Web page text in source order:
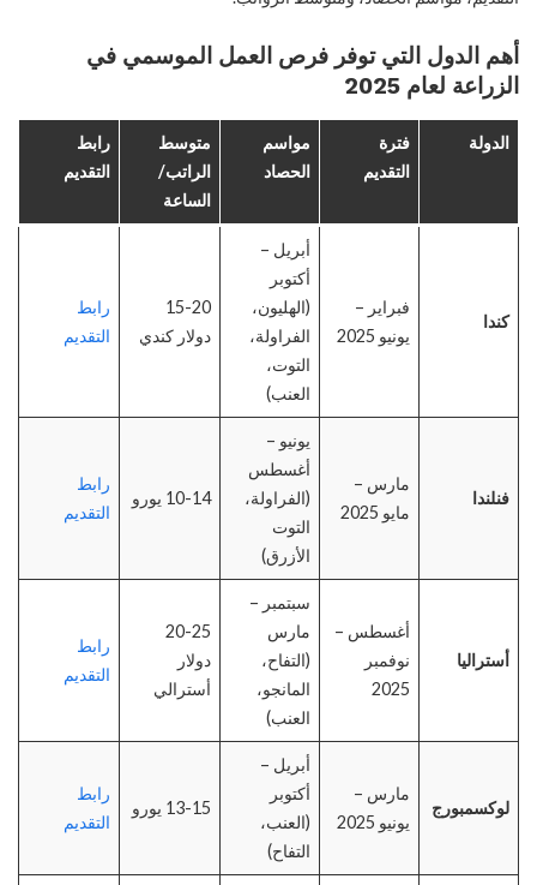
أهم الدول التي توفر فرص العمل الموسمي في
الزراعة لعام 2025
الدولة
فترة
التقديم
مواسم
الحصاد
متوسط
الراتب/
الساعة
رابط
التقديم
كندا
فبراير –
يونيو 2025
أبريل –
أكتوبر
(الهليون،
الفراولة،
التوت،
العنب)
15-20
دولار كندي
رابط
التقديم
فنلندا
مارس –
مايو 2025
يونيو –
أغسطس
(الفراولة،
التوت
الأزرق)
10-14 يورو
رابط
التقديم
أستراليا
أغسطس –
نوفمبر
2025
سبتمبر –
مارس
(التفاح،
المانجو،
العنب)
20-25
دولار
أسترالي
رابط
التقديم
لوكسمبورج
مارس –
يونيو 2025
أبريل –
أكتوبر
(العنب،
التفاح)
13-15 يورو
رابط
التقديم